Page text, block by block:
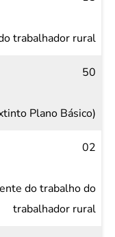
trabalhador rural
50
Plano Básico)
02
do trabalho do
trabalhador rural